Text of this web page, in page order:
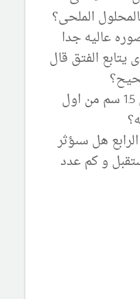
الملحى؟
عاليه جدا
يتابع الفتق قال
3-بدا اعطاء ابنى بيدكال 1.5 سم من اول
هل سىؤثر
و كم عدد